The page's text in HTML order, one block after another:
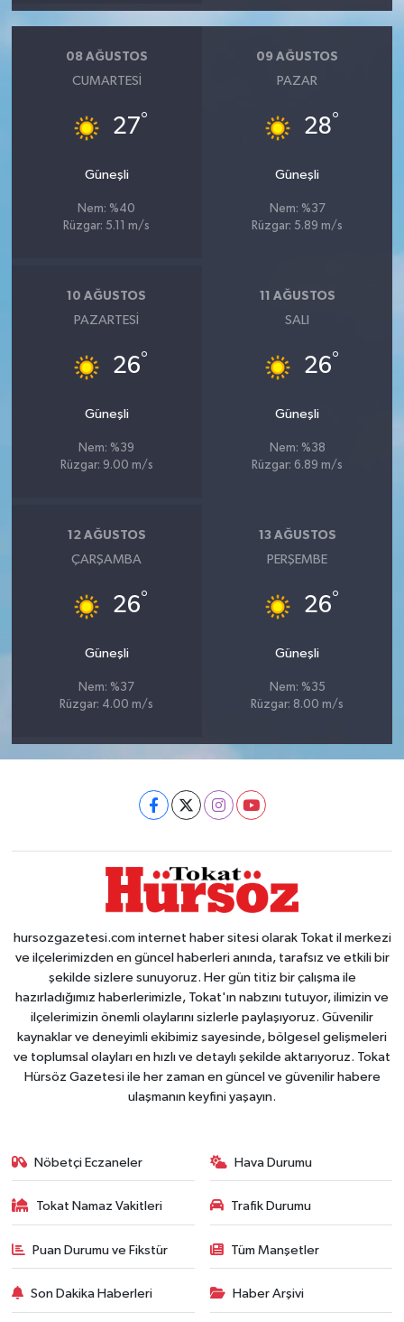
08 AĞUSTOS
CUMARTESI
27°
Güneşli
Nem: %40
Rüzgar: 5.11 m/s
09 AĞUSTOS
PAZAR
28°
Güneşli
Nem: %37
Rüzgar: 5.89 m/s
10 AĞUSTOS
PAZARTESI
26°
Güneşli
Nem: %39
Rüzgar: 9.00 m/s
11 AĞUSTOS
SALI
26°
Güneşli
Nem: %38
Rüzgar: 6.89 m/s
12 AĞUSTOS
ÇARŞAMBA
26°
Güneşli
Nem: %37
Rüzgar: 4.00 m/s
13 AĞUSTOS
PERŞEMBE
26°
Güneşli
Nem: %35
Rüzgar: 8.00 m/s
hursozgazetesi.com internet haber sitesi olarak Tokat il merkezi
ve ilçelerimizden en güncel haberleri anında, tarafsız ve etkili bir
şekilde sizlere sunuyoruz. Her gün titiz bir çalışma ile
hazırladığımız haberlerimizle, Tokat'ın nabzını tutuyor, ilimizin ve
ilçelerimizin önemli olaylarını sizlerle paylaşıyoruz. Güvenilir
kaynaklar ve deneyimli ekibimiz sayesinde, bölgesel gelişmeleri
ve toplumsal olayları en hızlı ve detaylı şekilde aktarıyoruz. Tokat
Hürsöz Gazetesi ile her zaman en güncel ve güvenilir habere
ulaşmanın keyfini yaşayın.
Nöbetçi Eczaneler Hava Durumu
Tokat Namaz Vakitleri Trafik Durumu
Puan Durumu ve Fikstür Tüm Manşetler
Son Dakika Haberleri Haber Arşivi